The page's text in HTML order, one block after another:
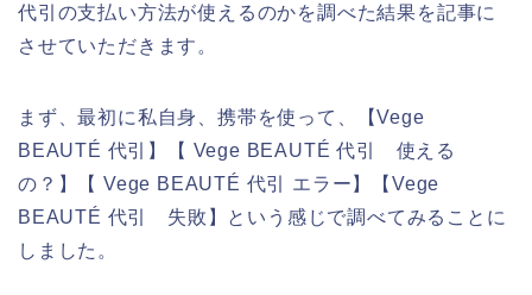
代引の支払い方法が使えるのかを調べた結果を記事に
させていただきます。
まず、最初に私自身、携帯を使って、【Vege
BEAUTÉ 代引】【 Vege BEAUTÉ 代引 使える
の？】【 Vege BEAUTÉ 代引 エラー】【Vege
BEAUTÉ 代引 失敗】という感じで調べてみることに
しました。